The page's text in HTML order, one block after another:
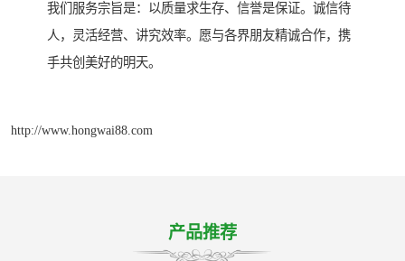
我们服务宗旨是：以质量求生存、信誉是保证。诚信待
人，灵活经营、讲究效率。愿与各界朋友精诚合作，携
手共创美好的明天。
http://www.hongwai88.com
产品推荐